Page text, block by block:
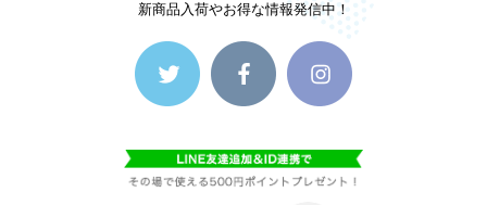
新商品入荷やお得な情報発信中！